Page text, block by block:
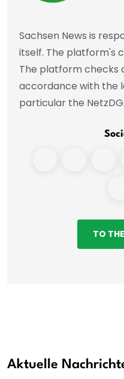
Sachsen News is
itself. The platform's
The platform checks
accordance with the
particular the NetzDG.
TO
Aktuelle